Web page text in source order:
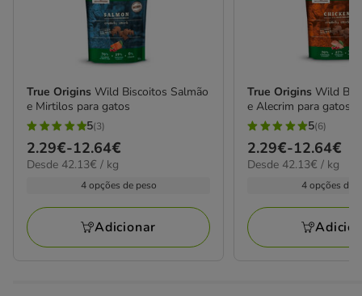
True Origins Wild Biscoitos Salmão
e Mirtilos para gatos
5
estrelas
com
avaliações
5(3)
Preço
de
12.64€
2.29€-12.64€
42.13€
Desde 42.13€ / kg
4 opções de peso
Adicionar
True OriginsWild
e Alecrim para gatos
5
estrelas
com
avaliações
5(6)
Preço
de
12.64€
2.29€-12.64€
42.13€
Desde 42.13€ / kg
4 opções de